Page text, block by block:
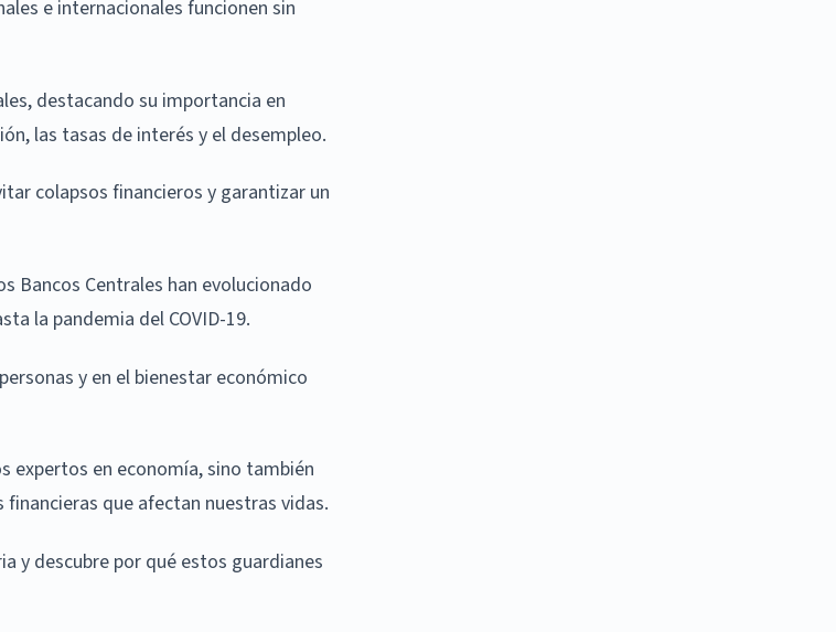
e internacionales funcionen sin
destacando su importancia en
las tasas de interés y el desempleo.
colapsos financieros y garantizar un
Bancos Centrales han evolucionado
la pandemia del COVID-19.
y en el bienestar económico
expertos en economía, sino también
que afectan nuestras vidas.
y descubre por qué estos guardianes